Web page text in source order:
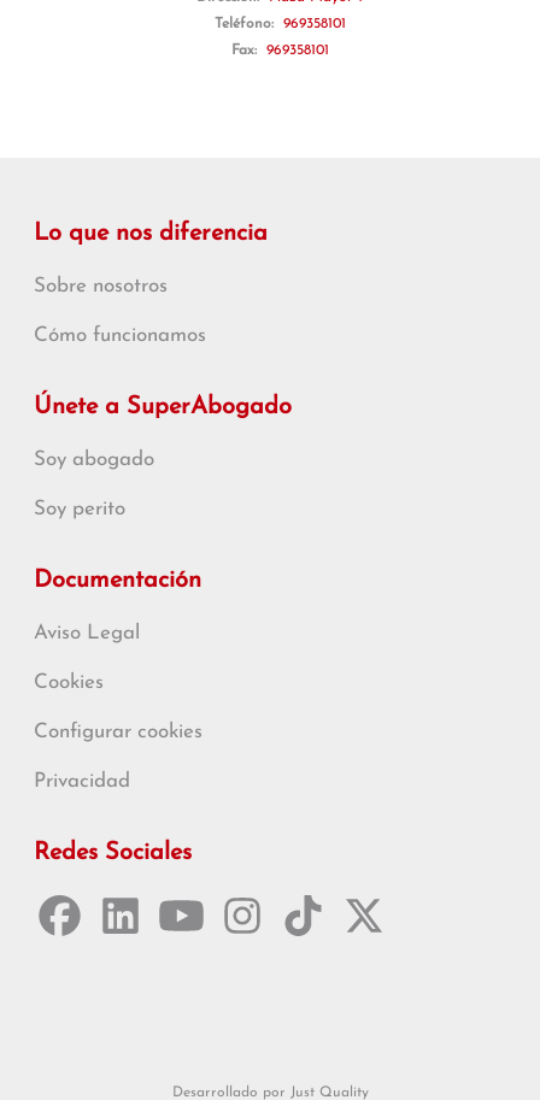
Teléfono:
969358101
Fax:
969358101
Lo que nos diferencia
Sobre nosotros
Cómo funcionamos
Únete a SuperAbogado
Soy abogado
Soy perito
Documentación
Aviso Legal
Cookies
Configurar cookies
Privacidad
Redes Sociales
Desarrollado por Just Quality